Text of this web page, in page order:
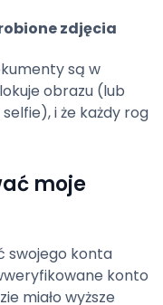
zdjęcia
są w
obrazu (lub
i że każdy rog
moje
swojego konta
konto
miało wyższe